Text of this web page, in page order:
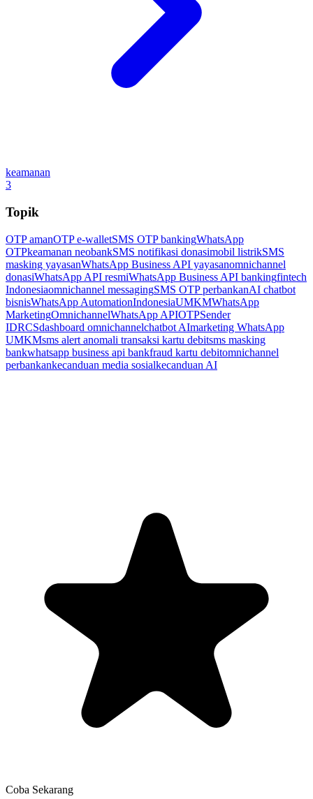
keamanan
3
Topik
OTP amanOTP e-walletSMS OTP bankingWhatsApp
OTPkeamanan neobankSMS notifikasi donasimobil listrikSMS
masking yayasanWhatsApp Business API yayasanomnichannel
donasiWhatsApp API resmiWhatsApp Business API bankingfintech
Indonesiaomnichannel messagingSMS OTP perbankanAI chatbot
bisnisWhatsApp AutomationIndonesiaUMKMWhatsApp
MarketingOmnichannelWhatsApp APIOTPSender
IDRCSdashboard omnichannelchatbot AImarketing WhatsApp
UMKMsms alert anomali transaksi kartu debitsms masking
bankwhatsapp business api bankfraud kartu debitomnichannel
perbankankecanduan media sosialkecanduan AI
Coba Sekarang